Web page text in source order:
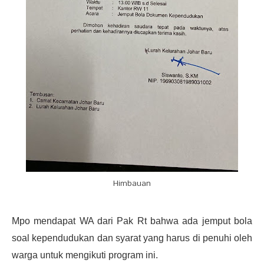
Himbauan
Mpo mendapat WA dari Pak Rt bahwa ada jemput bola
soal kependudukan dan syarat yang harus di penuhi oleh
warga untuk mengikuti program ini.